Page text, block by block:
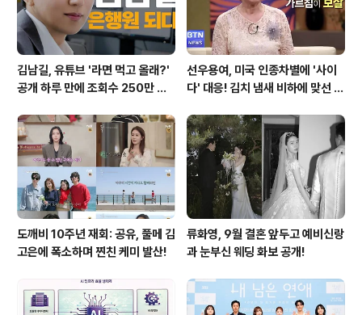
김남길, 유튜브 '라면 먹고 올래?'
공개 하루 만에 조회수 250만 돌
선우용여, 미국 인종차별에 '사이
다' 대응! 김치 냄새 비하에 맞선 통
도깨비 10주년 재회: 공유, 풀메 김
고은에 폭소하며 찐친 케미 발산!
류화영, 9월 결혼 앞두고 예비신랑
과 눈부신 웨딩 화보 공개!